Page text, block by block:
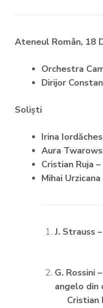
Ateneul Român, 18
Orchestra
Dirijor
Soliști
Irina
Aura
Cristian Ruja
Mihai
J. Strauss
G. Rossini
angelo
Cristian